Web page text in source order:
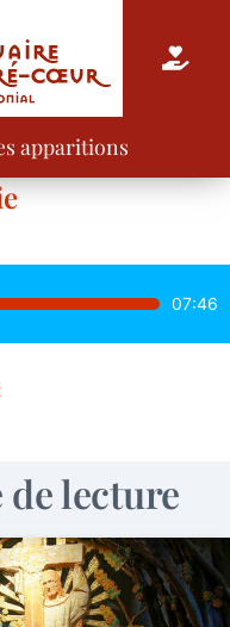
apparitions
07:46
de lecture